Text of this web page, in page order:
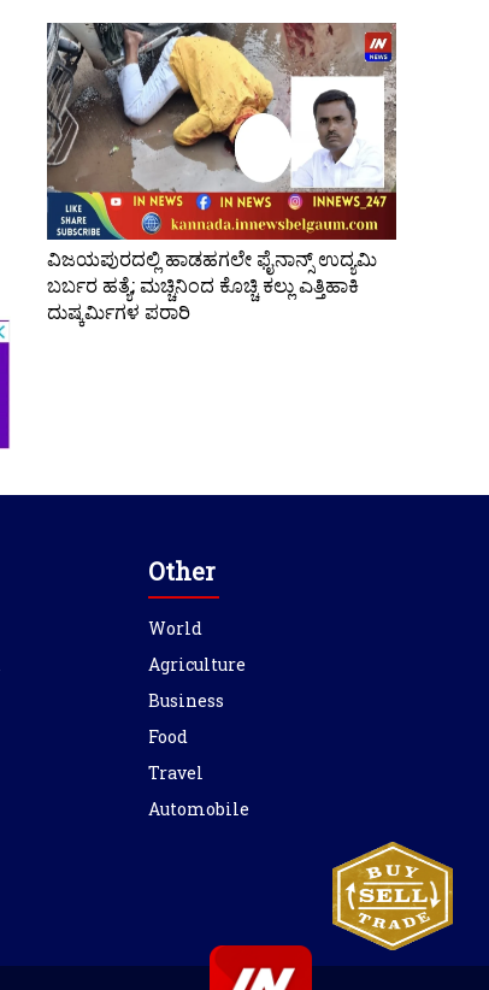
ವಿಜಯಪುರದಲ್ಲಿ ಹಾಡಹಗಲೇ ಫೈನಾನ್ಸ್ ಉದ್ಯಮಿ
ಬರ್ಬರ ಹತ್ಯೆ; ಮಚ್ಚಿನಿಂದ ಕೊಚ್ಚಿ ಕಲ್ಲು ಎತ್ತಿಹಾಕಿ
ದುಷ್ಕರ್ಮಿಗಳ ಪರಾರಿ
Other
World
Agriculture
Business
Food
Travel
Automobile